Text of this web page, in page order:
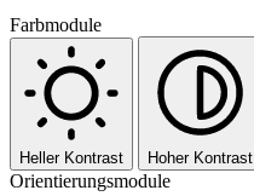
Farbmodule
Heller Kontrast Hoher Kontrast
Orientierungsmodule